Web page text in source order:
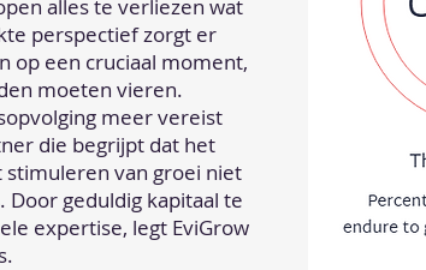
alles te verliezen wat
perspectief zorgt er
op een cruciaal moment,
moeten vieren.
meer vereist
die begrijpt dat het
van groei niet
Door geduldig kapitaal te
expertise, legt EviGrow